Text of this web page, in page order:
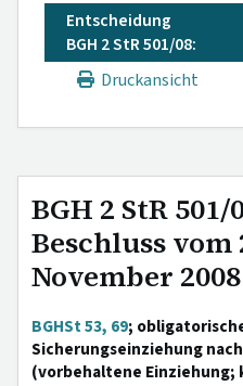
Entscheidung
BGH 2 StR 501/08:
Druckansicht
BGH 2 StR 501/
Beschluss vom
November
BGHSt 53, 69;
Sicherungseinziehung
(vorbehaltene